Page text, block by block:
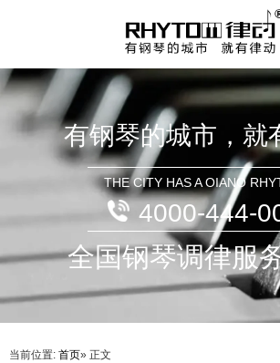
有钢琴的城市，就
THE CITY HAS A OIANO
4000-444-
全国钢琴调律服
当前位置: 首页» 正文